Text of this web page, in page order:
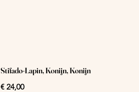
Stifado-Lapin, Konijn, Konijn
€ 24,00